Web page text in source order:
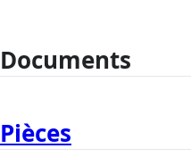
Documents
Pièces